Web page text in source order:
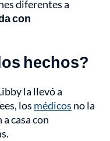
diferentes a
con
hechos?
la llevó a
los médicos no la
casa con